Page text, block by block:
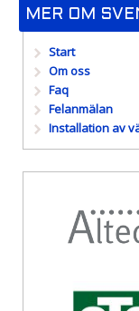
MER OM
Start
Om oss
Faq
Felanmälan
Installation av